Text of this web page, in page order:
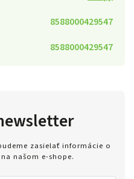
8588000429547
8588000429547
zasielať informácie o
našom e-shope.